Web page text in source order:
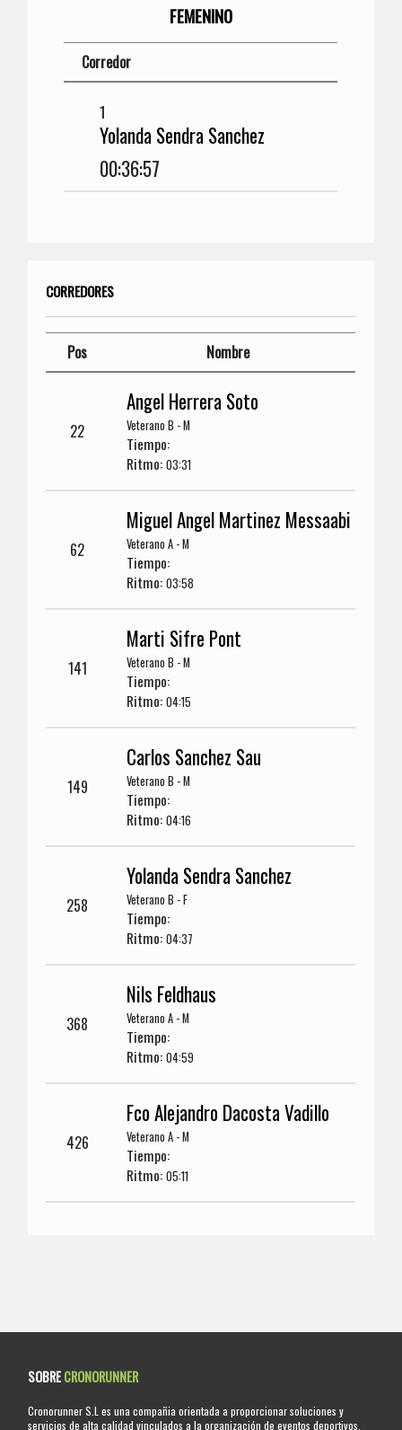
FEMENINO
Corredor
1
Yolanda Sendra Sanchez
00:36:57
CORREDORES
Pos Nombre
22
Angel Herrera Soto
Veterano B - M
Tiempo:
Ritmo:03:31
62
Miguel Angel Martinez Messaabi
Veterano A - M
Tiempo:
Ritmo:03:58
141
Marti Sifre Pont
Veterano B - M
Tiempo:
Ritmo:04:15
149
Carlos Sanchez Sau
Veterano B - M
Tiempo:
Ritmo:04:16
258
Yolanda Sendra Sanchez
Veterano B - F
Tiempo:
Ritmo:04:37
368
Nils Feldhaus
Veterano A - M
Tiempo:
Ritmo:04:59
426
Fco Alejandro Dacosta Vadillo
Veterano A - M
Tiempo:
Ritmo:05:11
SOBRECRONORUNNER
Cronorunner S.L es una compañia orientada a proporcionar soluciones y
servicios de alta calidad vinculados a la organización de eventos deportivos.